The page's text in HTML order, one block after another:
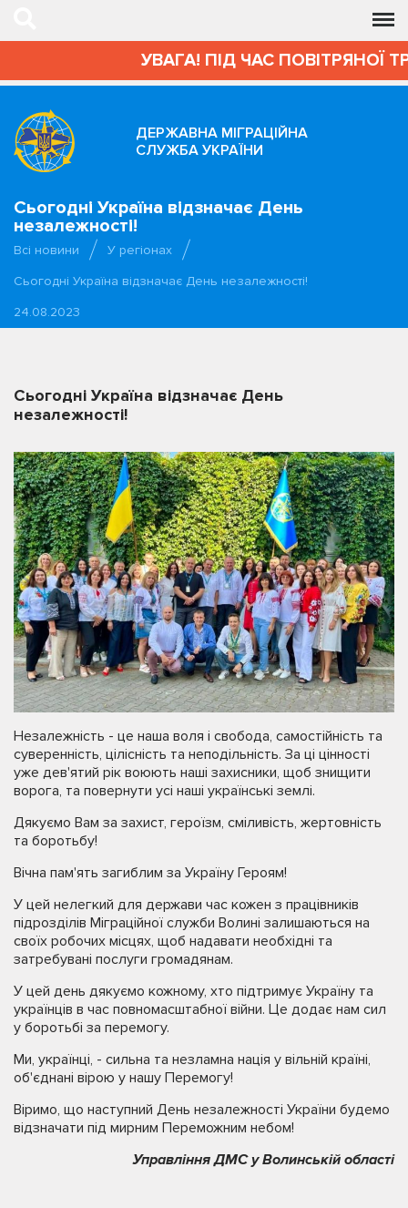
УВАГА! ПІД ЧАС ПОВІТРЯНОЇ
ДЕРЖАВНА МІГРАЦІЙНА
СЛУЖБА УКРАЇНИ
Сьогодні Україна відзначає День
незалежності!
Всі новини
У регіонах
Сьогодні Україна відзначає День незалежності!
24.08.2023
Сьогодні Україна відзначає День
незалежності!
Незалежність - це наша воля і свобода, самостійність та
суверенність, цілісність та неподільність. За ці цінності
уже дев'ятий рік воюють наші захисники, щоб знищити
ворога, та повернути усі наші українські землі.
Дякуємо Вам за захист, героїзм, сміливість, жертовність
та боротьбу!
Вічна пам'ять загиблим за Україну Героям!
У цей нелегкий для держави час кожен з працівників
підрозділів Міграційної служби Волині залишаються на
своїх робочих місцях, щоб надавати необхідні та
затребувані послуги громадянам.
У цей день дякуємо кожному, хто підтримує Україну та
українців в час повномасштабної війни. Це додає нам сил
у боротьбі за перемогу.
Ми, українці, - сильна та незламна нація у вільній країні,
об'єднані вірою у нашу Перемогу!
Віримо, що наступний День незалежності України будемо
відзначати під мирним Переможним небом!
Управління ДМС у Волинській області